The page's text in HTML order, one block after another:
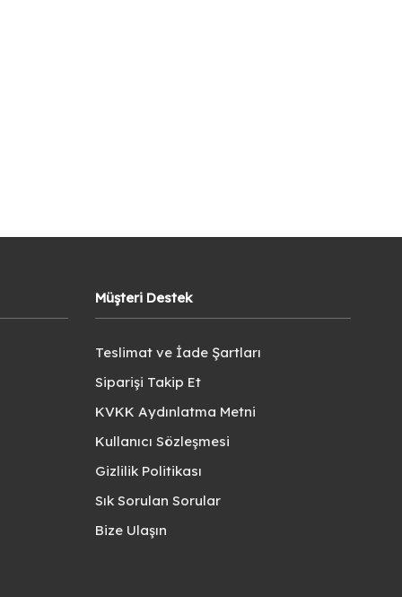
Müşteri Destek
Teslimat ve İade Şartları
Siparişi Takip Et
KVKK Aydınlatma Metni
Kullanıcı Sözleşmesi
Gizlilik Politikası
Sık Sorulan Sorular
Bize Ulaşın